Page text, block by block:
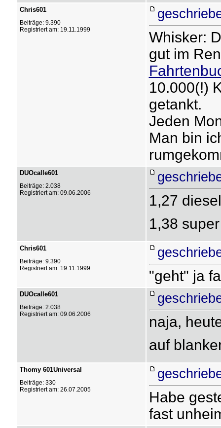
Chris601
Beiträge: 9.390
Registriert am: 19.11.1999
Whisker:
gut im
10.000(!)
getankt.
Jeden
Man bin
DUOcalle601
Beiträge: 2.038
Registriert am: 09.06.2006
1,27 diesel
1,38 super
Chris601
Beiträge: 9.390
Registriert am: 19.11.1999
"geht" ja
DUOcalle601
Beiträge: 2.038
Registriert am: 09.06.2006
naja,
auf
Thomy 601Universal
Beiträge: 330
Registriert am: 26.07.2005
Habe
fast